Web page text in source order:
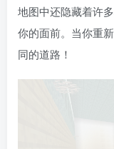
地图中还隐藏着许
你的面前。当你重
同的道路！